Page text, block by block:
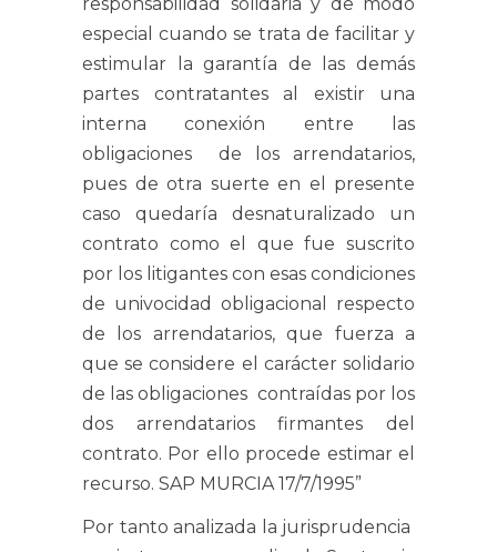
especial cuando se trata de facilitar y
estimular la garantía de las demás
partes contratantes al existir una
interna conexión entre las
obligaciones de los arrendatarios,
pues de otra suerte en el presente
caso quedaría desnaturalizado un
contrato como el que fue suscrito
por los litigantes con esas condiciones
de univocidad obligacional respecto
de los arrendatarios, que fuerza a
que se considere el carácter solidario
de las obligaciones contraídas por los
dos arrendatarios firmantes del
contrato. Por ello procede estimar el
recurso. SAP MURCIA 17/7/1995”
Por tanto analizada la jurisprudencia